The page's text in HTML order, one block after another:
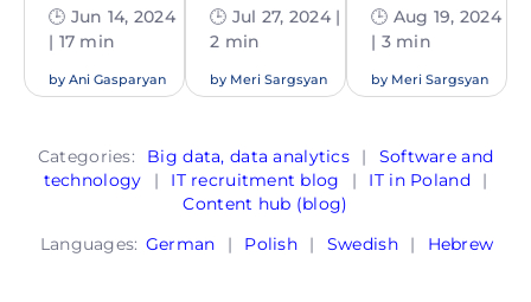
🕒 Jun 14, 2024
| 17 min
by Ani Gasparyan
🕒 Jul 27, 2024 |
2 min
by Meri Sargsyan
🕒 Aug 19, 2024
| 3 min
by Meri Sargsyan
Categories: Big data, data analytics |
Software and
technology
| IT recruitment blog | IT in Poland
|
Content hub (blog)
Languages: German | Polish | Swedish | Hebrew